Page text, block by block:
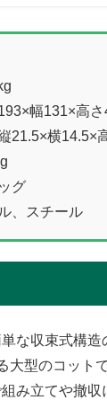
幅131×高
21.5×横14.5×
グ
、スチール
な収束式構造
大型のコット
み立てや撤収